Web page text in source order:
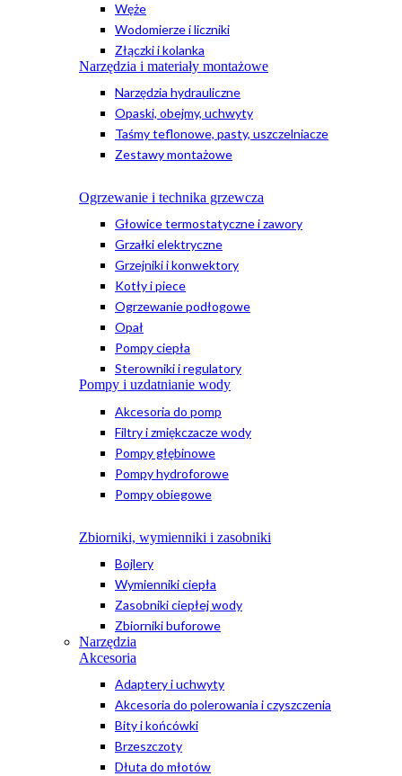
Węże
Wodomierze i liczniki
Złączki i kolanka
Narzędzia i materiały montażowe
Narzędzia hydrauliczne
Opaski, obejmy, uchwyty
Taśmy teflonowe, pasty, uszczelniacze
Zestawy montażowe
Ogrzewanie i technika grzewcza
Głowice termostatyczne i zawory
Grzałki elektryczne
Grzejniki i konwektory
Kotły i piece
Ogrzewanie podłogowe
Opał
Pompy ciepła
Sterowniki i regulatory
Pompy i uzdatnianie wody
Akcesoria do pomp
Filtry i zmiękczacze wody
Pompy głębinowe
Pompy hydroforowe
Pompy obiegowe
Zbiorniki, wymienniki i zasobniki
Bojlery
Wymienniki ciepła
Zasobniki ciepłej wody
Zbiorniki buforowe
Narzędzia
Akcesoria
Adaptery i uchwyty
Akcesoria do polerowania i czyszczenia
Bity i końcówki
Brzeszczoty
Dłuta do młotów